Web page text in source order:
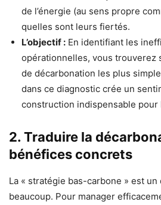
de l’énergie (au sens propre
quelles sont leurs fiertés.
L’objectif : En identifiant les
opérationnelles, vous trouverez
de décarbonation les plus
dans ce diagnostic crée un
construction indispensable pour
2. Traduire la
bénéfices concrets
La « stratégie bas-carbone » est
beaucoup. Pour manager